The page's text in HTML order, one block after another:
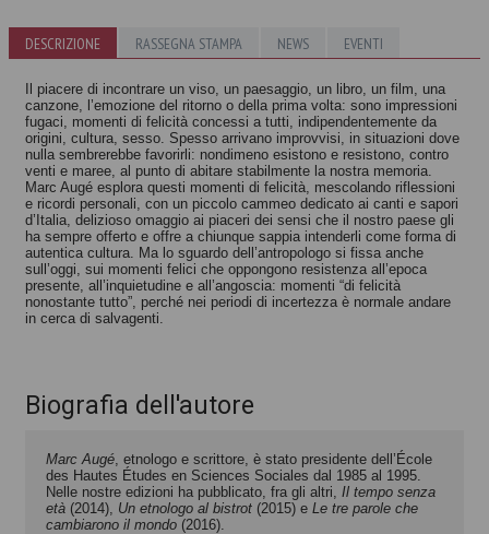
Il tempo senza
età
Marc Augé
il mondo
Marc Augé
DESCRIZIONE RASSEGNA STAMPA NEWS EVENTI
Il piacere di incontrare un viso, un paesaggio, un libro, un film, una
canzone, l’emozione del ritorno o della prima volta: sono impressioni
fugaci, momenti di felicità concessi a tutti, indipendentemente da
origini, cultura, sesso. Spesso arrivano improvvisi, in situazioni dove
nulla sembrerebbe favorirli: nondimeno esistono e resistono, contro
venti e maree, al punto di abitare stabilmente la nostra memoria.
Marc Augé esplora questi momenti di felicità, mescolando riflessioni
e ricordi personali, con un piccolo cammeo dedicato ai canti e sapori
d’Italia, delizioso omaggio ai piaceri dei sensi che il nostro paese gli
ha sempre offerto e offre a chiunque sappia intenderli come forma di
autentica cultura. Ma lo sguardo dell’antropologo si fissa anche
sull’oggi, sui momenti felici che oppongono resistenza all’epoca
presente, all’inquietudine e all’angoscia: momenti “di felicità
nonostante tutto”, perché nei periodi di incertezza è normale andare
in cerca di salvagenti.
Biografia dell'autore
Marc Augé , etnologo e scrittore, è stato presidente dell’École
des Hautes Études en Sciences Sociales dal 1985 al 1995.
Nelle nostre edizioni ha pubblicato, fra gli altri, Il tempo senza
età (2014), Un etnologo al bistrot (2015) e Le tre parole che
cambiarono il mondo (2016).